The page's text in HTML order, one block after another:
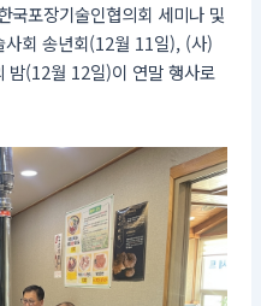
포장기술인협의회 세미나 및
회 송년회(12월 11일), (사)
밤(12월 12일)이 연말 행사로